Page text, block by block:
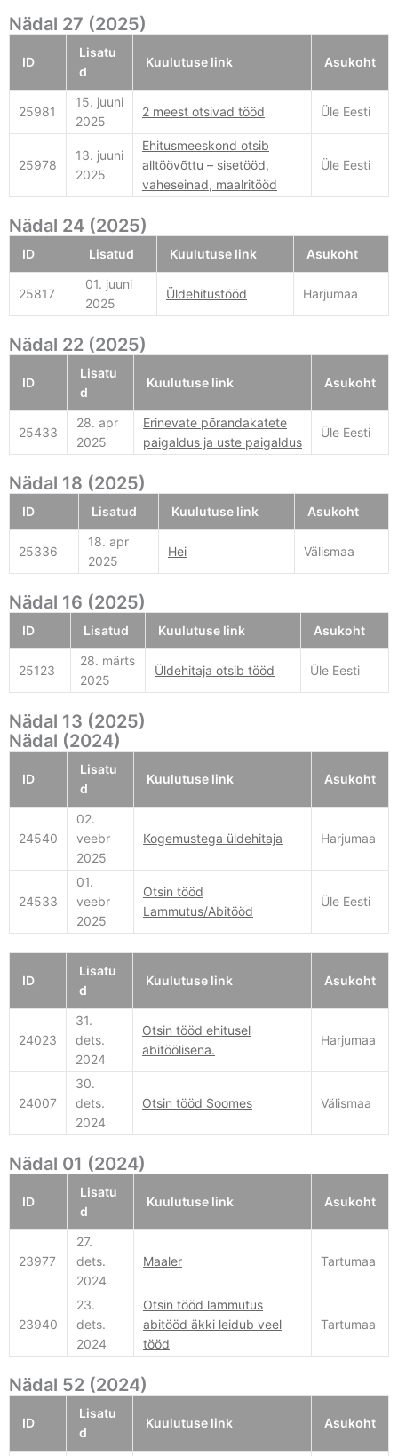
Nädal 27 (2025)
ID
Lisatu
d
Kuulutuse link Asukoht
25981
15. juuni
2025
2 meest otsivad tööd Üle Eesti
25978
13. juuni
2025
Ehitusmeeskond otsib
alltöövõttu – sisetööd,
vaheseinad, maalritööd
Üle Eesti
Nädal 24 (2025)
ID Lisatud Kuulutuse link Asukoht
25817
01. juuni
2025
Üldehitustööd Harjumaa
Nädal 22 (2025)
ID
Lisatu
d
Kuulutuse link Asukoht
25433
28. apr
2025
Erinevate põrandakatete
paigaldus ja uste paigaldus
Üle Eesti
Nädal 18 (2025)
ID Lisatud Kuulutuse link Asukoht
25336
18. apr
2025
Hei Välismaa
Nädal 16 (2025)
ID Lisatud Kuulutuse link Asukoht
25123
28. märts
2025
Üldehitaja otsib tööd Üle Eesti
Nädal 13 (2025)
Nädal (2024)
ID
Lisatu
d
Kuulutuse link Asukoht
24540
02.
veebr
2025
Kogemustega üldehitaja Harjumaa
24533
01.
veebr
2025
Otsin tööd
Lammutus/Abitööd
Üle Eesti
ID
Lisatu
d
Kuulutuse link Asukoht
24023
31.
dets.
2024
Otsin tööd ehitusel
abitöölisena.
Harjumaa
24007
30.
dets.
2024
Otsin tööd Soomes Välismaa
Nädal 01 (2024)
ID
Lisatu
d
Kuulutuse link Asukoht
23977
27.
dets.
2024
Maaler Tartumaa
23940
23.
dets.
2024
Otsin tööd lammutus
abitööd äkki leidub veel
tööd
Tartumaa
Nädal 52 (2024)
ID
Lisatu
d
Kuulutuse link Asukoht